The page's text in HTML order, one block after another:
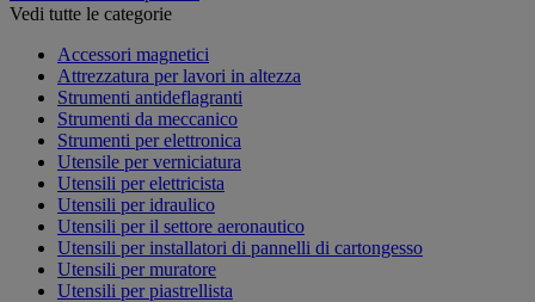
Vedi tutte le categorie
Accessori magnetici
Attrezzatura per lavori in altezza
Strumenti antideflagranti
Strumenti da meccanico
Strumenti per elettronica
Utensile per verniciatura
Utensili per elettricista
Utensili per idraulico
Utensili per il settore aeronautico
Utensili per installatori di pannelli di cartongesso
Utensili per muratore
Utensili per piastrellista